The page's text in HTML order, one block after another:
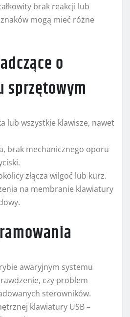
brak reakcji lub
mogą mieć różne
o
sprzętowym
lub wszystkie klawisze, nawet
brak mechanicznego oporu
złącza wilgoć lub kurz.
na membranie klawiatury
awaryjnym systemu
czy problem
sterowników.
klawiatury USB –